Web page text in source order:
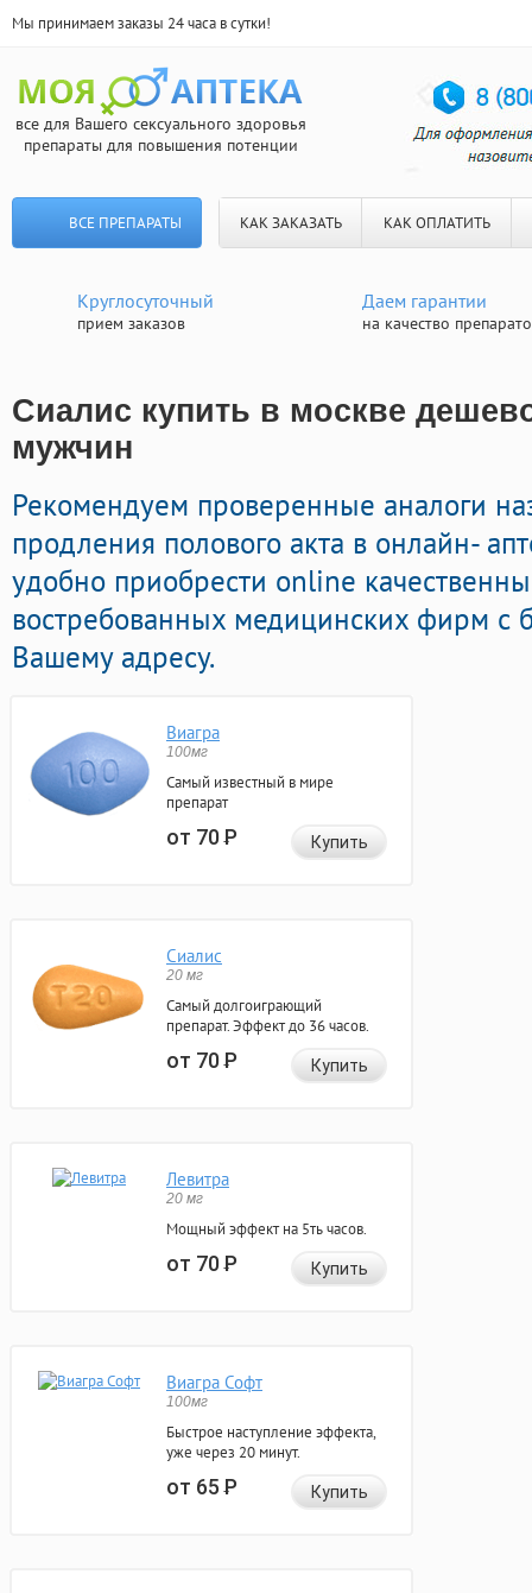
Мы принимаем заказы 24 часа в сутки!
все для Вашего сексуального здоровья
препараты для повышения потенции
ВСЕ ПРЕПАРАТЫ КАК ЗАКАЗАТЬ КАК ОПЛАТИТЬ
Круглосуточный
прием заказов
Даем гарантии
на качество
Сиалис купить в москве
мужчин
Рекомендуем проверенные аналоги
продления полового акта в онлайн-
удобно приобрести online
востребованных медицинских фирм с
Вашему адресу.
Виагра
100мг
Самый известный в мире
препарат
от 70Р Купить
Сиалис
20 мг
Самый долгоиграющий
препарат. Эффект до 36 часов.
от 70Р Купить
Левитра
20 мг
Мощный эффект на 5ть часов.
от 70Р Купить
Виагра Софт
100мг
Быстрое наступление эффекта,
уже через 20 минут.
от 65Р Купить